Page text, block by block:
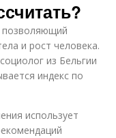
позволяющий
и рост человека.
из Бельгии
индекс по
использует